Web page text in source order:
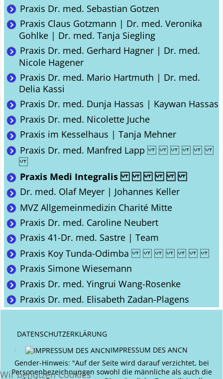
Praxis Dr. med. Sebastian Gotzen
Praxis Claus Gotzmann | Dr. med. Veronika
Gohlke | Dr. med. Tanja Siegling
Praxis Dr. med. Gerhard Hagner | Dr. med.
Nicole Hagener
Praxis Dr. med. Mario Hartmuth | Dr. med.
Delia Kassi
Praxis Dr. med. Dunja Hassas | Kaywan Hassas
Praxis Dr. med. Nicolette Juche
Praxis im Kesselhaus | Tanja Mehner
Praxis Dr. med. Manfred Lapp
Praxis Medi Integralis
Dr. med. Olaf Meyer | Johannes Keller
MVZ Allgemeinmedizin Charité Mitte
Praxis Dr. med. Caroline Neubert
Praxis 41-Dr. med. Sastre | Team
Praxis Koy Tunda-Odimba
Praxis Simone Wiesemann
Praxis Dr. med. Yingrui Wang-Rosenke
Praxis Dr. med. Elisabeth Zadan-Plagens
DATENSCHUTZERKLÄRUNG
IMPRESSUM DES ANCN
Gender-Hinweis: "Auf der Seite wird darauf verzichtet, bei
Personenbezeichnungen sowohl die männliche als auch die
Wir benutzen Cookies